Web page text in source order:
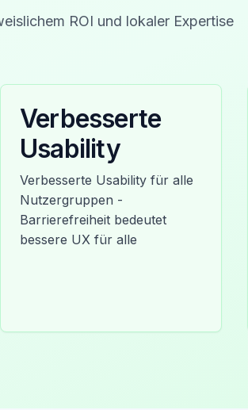
ROI und lokaler Expertise
Verbesserte
Usability
Verbesserte Usability für alle
Nutzergruppen -
Barrierefreiheit bedeutet
bessere UX für alle